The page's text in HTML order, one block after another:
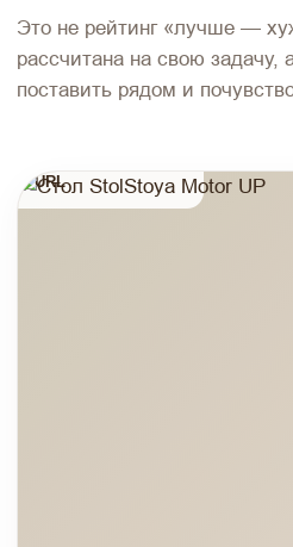
Это не рейтинг «лучше —
рассчитана на свою задачу,
поставить рядом и